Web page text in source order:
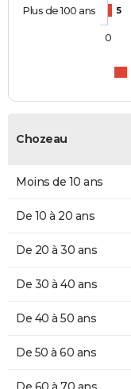
5
Plus de 100 ans
0
Chozeau
Moins de 10 ans
De 10 à 20 ans
De 20 à 30 ans
De 30 à 40 ans
De 40 à 50 ans
De 50 à 60 ans